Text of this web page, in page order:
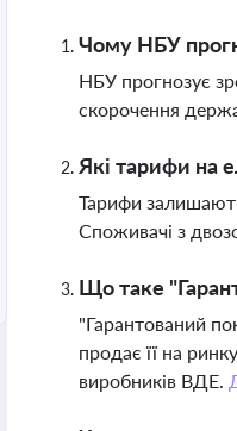
Чому НБУ
НБУ прогнозує
скорочення
Які тарифи на
Тарифи
Споживачі з
Що таке
"Гарантований
продає її на
виробників ВДЕ.